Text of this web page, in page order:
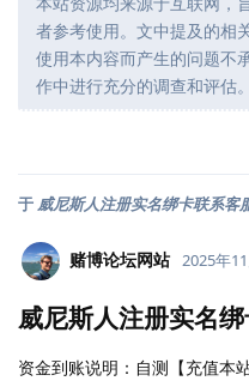
者参考使用。文中提及的相
使用本内容而产生的问题不
作中进行充分的调查和评估。
于威尼斯人注册实名绑卡联系客
赌博论坛网站 2025年
威尼斯人注册实名
资金到账说明：自测【充值本